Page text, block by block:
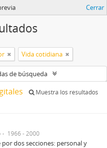
Cerrar
Vida cotidiana
de búsqueda
Muestra los resultados
1966 - 2000
dos secciones: personal y